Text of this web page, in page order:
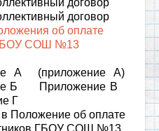
договор
договор
об оплате
ГБОУ СОШ №13
А
(приложение А)
Б
Приложение В
Г
Положение об оплате